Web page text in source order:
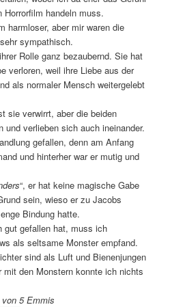
handeln muss.
harmloser, aber mir waren die
sympathisch.
Rolle ganz bezaubernd. Sie hat
verloren, weil ihre Liebe aus der
als normaler Mensch weitergelebt
sie verwirrt, aber die beiden
und verlieben sich auch ineinander.
gefallen, denn am Anfang
und hinterher war er mutig und
“, er hat keine magische Gabe
sein, wieso er zu Jacobs
Bindung hatte.
gut gefallen hat, muss ich
als seltsame Monster empfand.
sind als Luft und Bienenjungen
den Monstern konnte ich nichts
5 Emmis